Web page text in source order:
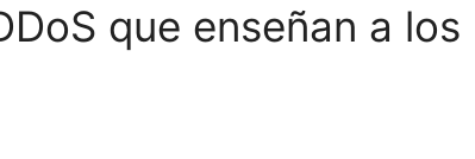
que enseñan a los